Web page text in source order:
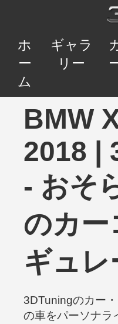
ホ
ー
ム
ギャラ
リー
BMW
2018 |
- おそ
のカー
ギュレ
3DTuningのカー
の車をパーソナラ